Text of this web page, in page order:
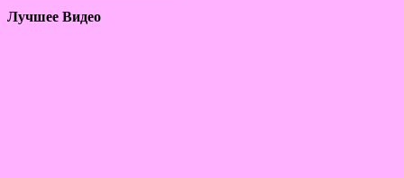
Лучшее Видео